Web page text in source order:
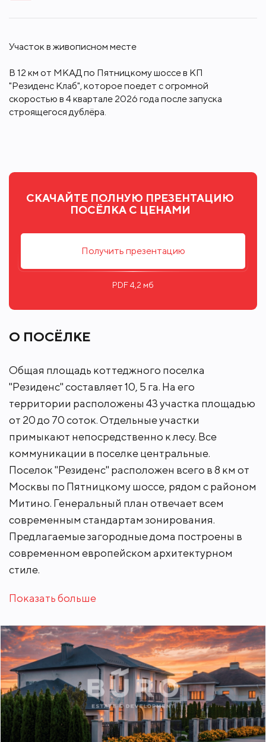
Участок в живописном месте
В 12 км от МКАД по Пятницкому шоссе в КП
"Резиденс Клаб", которое поедет с огромной
скоростью в 4 квартале 2026 года после запуска
строящегося дублёра.
СКАЧАЙТЕ ПОЛНУЮ ПРЕЗЕНТАЦИЮ
ПОСЁЛКА С ЦЕНАМИ
Получить презентацию
PDF 4,2 мб
О ПОСЁЛКЕ
Общая площадь коттеджного поселка
"Резиденс" составляет 10, 5 га. На его
территории расположены 43 участка площадью
от 20 до 70 соток. Отдельные участки
примыкают непосредственно к лесу. Все
коммуникации в поселке центральные.
Поселок "Резиденс" расположен всего в 8 км от
Москвы по Пятницкому шоссе, рядом с районом
Митино. Генеральный план отвечает всем
современным стандартам зонирования.
Предлагаемые загородные дома построены в
современном европейском архитектурном
стиле.
Показать больше